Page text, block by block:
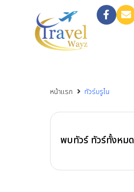
หน้าแรก ทัวร์บรูไน
พบทัวร์ ทัวร์ทั้งหมด